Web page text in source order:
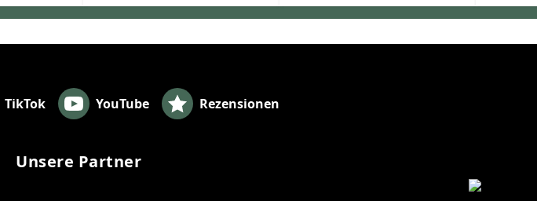
TikTok YouTube Rezensionen
Unsere Partner